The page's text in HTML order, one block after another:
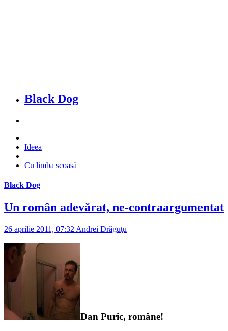
Black Dog
Ideea
Cu limba scoasă
Black Dog
Un român adevărat, ne-contraargumentat
26 aprilie 2011, 07:32 Andrei Drăguţu
Dan Puric, române!